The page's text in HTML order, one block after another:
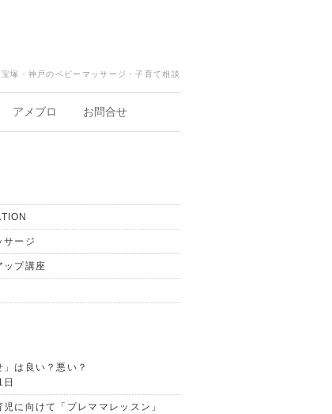
塚・神戸のベビーマッサージ・子育て相談
アメブロ お問合せ
サージ
ップ講座
」は良い？悪い？
に向けて「プレママレッスン」